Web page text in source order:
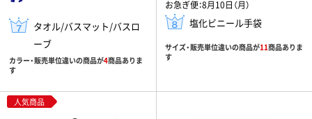
タオル/バスマット/バスロ
ーブ
カラー・販売単位違いの商品が4商品ありま
す
お急ぎ便：8月10日（月）
塩化ビニール手袋
サイズ・販売単位違いの商品が11商品ありま
す
人気商品